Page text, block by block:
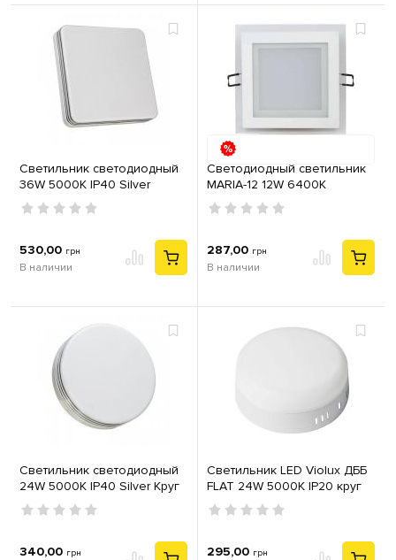
Светильник светодиодный
36W 5000К IP40 Silver
Квадрат
530,00 грн
В наличии
Светодиодный светильник
MARIA-12 12W 6400K
287,00 грн
В наличии
Светильник светодиодный
24W 5000К IP40 Silver Круг
340,00 грн
Светильник LED Violux ДББ
FLAT 24W 5000K IP20 круг
295,00 грн